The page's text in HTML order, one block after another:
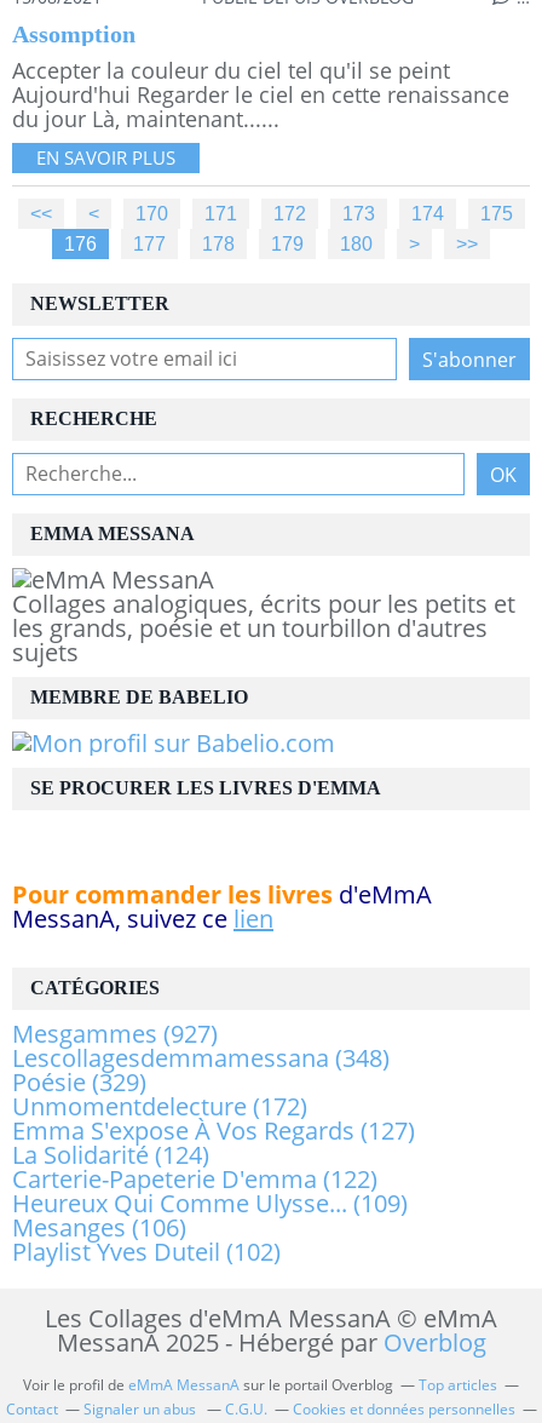
Assomption
Accepter la couleur du ciel tel qu'il se peint
Aujourd'hui Regarder le ciel en cette renaissance
du jour Là, maintenant......
EN SAVOIR PLUS
<< < 100
110
120
130
140
150
160
170 171 172 173 174
175
176
177 178 179 180 190
200
300
400
500
> >>
NEWSLETTER
RECHERCHE
EMMA MESSANA
Collages analogiques, écrits pour les petits et
les grands, poésie et un tourbillon d'autres
sujets
CATÉGORIES
Mesgammes (927)
Lescollagesdemmamessana (348)
Poésie(329)
Unmomentdelecture(172)
Emma S'expose À Vos Regards (127)
La Solidarité(124)
Carterie-Papeterie D'emma (122)
Heureux Qui Comme Ulysse... (109)
Mesanges(106)
Playlist Yves Duteil (102)
MEMBRE DE BABELIO
SE PROCURER LES LIVRES D'EMMA
Pour commander les livres d'eMmA
MessanA, suivez ce lien
Les Collages d'eMmA MessanA © eMmA
MessanA 2025 - Hébergé par Overblog
Voir le profil de eMmA MessanAsur le portail Overblog
Top articles
Contact
Signaler un abus C.G.U.
Cookies et données personnelles